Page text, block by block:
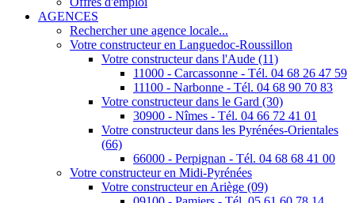
AGENCES
Rechercher une agence locale...
Votre constructeur en Languedoc-Roussillon
Votre constructeur dans l'Aude (11)
11000 - Carcassonne - Tél. 04 68 26 47 59
11100 - Narbonne - Tél. 04 68 90 70 83
Votre constructeur dans le Gard (30)
30900 - Nîmes - Tél. 04 66 72 41 01
Votre constructeur dans les Pyrénées-Orientales
(66)
66000 - Perpignan - Tél. 04 68 68 41 00
Votre constructeur en Midi-Pyrénées
Votre constructeur en Ariège (09)